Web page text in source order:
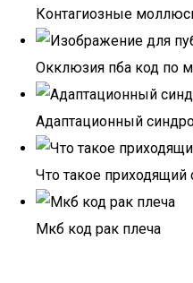
Контагиозные
Окклюзия пба код по
Адаптационный
Что такое
Мкб код рак плеча